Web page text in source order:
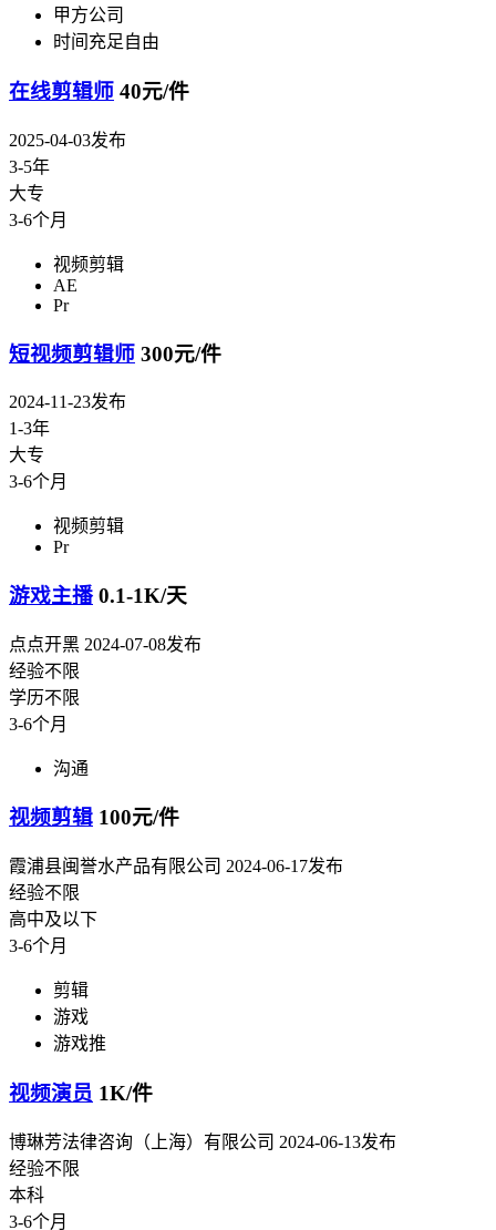
甲方公司
时间充足自由
在线剪辑师 40元/件
2025-04-03发布
3-5年
大专
3-6个月
视频剪辑
AE
Pr
短视频剪辑师 300元/件
2024-11-23发布
1-3年
大专
3-6个月
视频剪辑
Pr
游戏主播 0.1-1K/天
点点开黑 2024-07-08发布
经验不限
学历不限
3-6个月
沟通
视频剪辑 100元/件
霞浦县闽誉水产品有限公司 2024-06-17发布
经验不限
高中及以下
3-6个月
剪辑
游戏
游戏推
视频演员 1K/件
博琳芳法律咨询（上海）有限公司 2024-06-13发布
经验不限
本科
3-6个月